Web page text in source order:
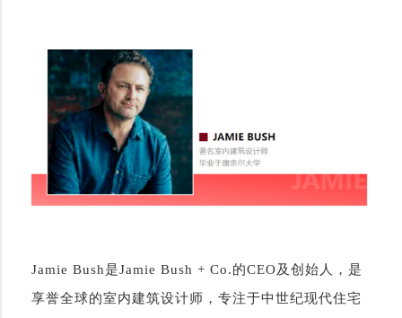
Jamie Bush是Jamie Bush + Co.的CEO及创始人，是
享誉全球的室内建筑设计师，专注于中世纪现代住宅